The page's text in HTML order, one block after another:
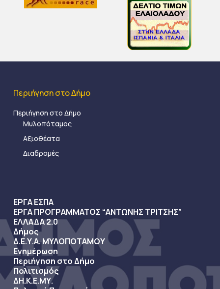
Περιήγηση στο Δήμο
Περιήγηση στο Δήμο
Μυλοπόταμος
Αξιοθέατα
Διαδρομές
ΕΡΓΑ ΕΣΠΑ
ΕΡΓΑ ΠΡΟΓΡΑΜΜΑΤΟΣ “ΑΝΤΩΝΗΣ ΤΡΙΤΣΗΣ”
ΕΛΛΑΔΑ 2.0
Δήμος
Δ.Ε.Υ.Α. ΜΥΛΟΠΟΤΑΜΟΥ
Ενημέρωση
Περιήγηση στο Δήμο
Πολιτισμός
ΔΗ.Κ.Ε.ΜΥ.